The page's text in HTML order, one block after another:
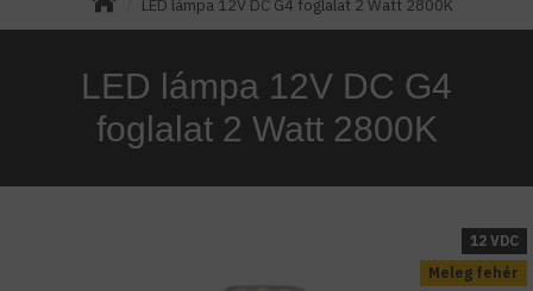
LED lámpa 12V DC G4 foglalat 2 Watt 2800K
LED lámpa 12V DC G4
foglalat 2 Watt 2800K
Meleg fehér
12 VDC